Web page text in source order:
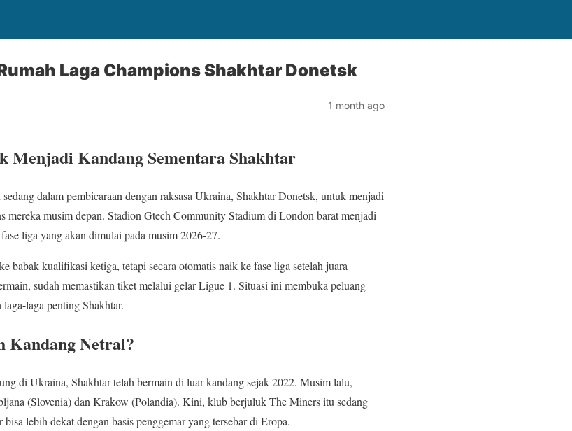
Laga Champions Shakhtar Donetsk
1 month ago
Menjadi Kandang Sementara Shakhtar
dalam pembicaraan dengan raksasa Ukraina, Shakhtar Donetsk, untuk menjadi
mereka musim depan. Stadion Gtech Community Stadium di London barat menjadi
liga yang akan dimulai pada musim 2026-27.
babak kualifikasi ketiga, tetapi secara otomatis naik ke fase liga setelah juara
sudah memastikan tiket melalui gelar Ligue 1. Situasi ini membuka peluang
laga penting Shakhtar.
Kandang Netral?
di Ukraina, Shakhtar telah bermain di luar kandang sejak 2022. Musim lalu,
(Slovenia) dan Krakow (Polandia). Kini, klub berjuluk The Miners itu sedang
lebih dekat dengan basis penggemar yang tersebar di Eropa.